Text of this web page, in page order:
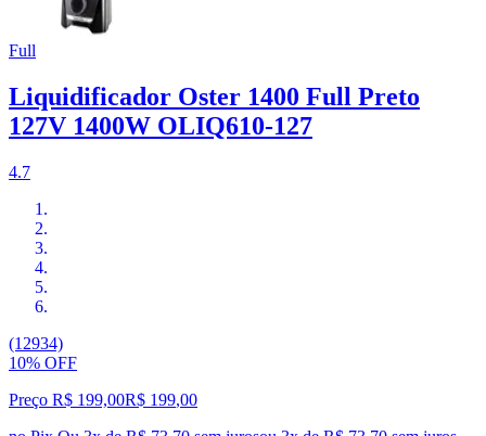
Full
Liquidificador Oster 1400 Full Preto
127V 1400W OLIQ610-127
4.7
(12934)
10% OFF
Preço R$ 199,00R$ 199,00